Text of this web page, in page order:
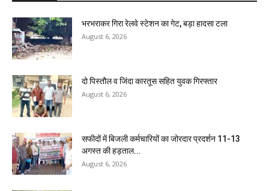
भरभराकर गिरा रेलवे स्टेशन का गेट, बड़ा हादसा टला
August 6, 2026
दो पिस्तौल व जिंदा कारतूस सहित युवक गिरफ्तार
August 6, 2026
सफीदों में बिजली कर्मचारियों का जोरदार प्रदर्शन 11-13
अगस्त की हड़ताल...
August 6, 2026